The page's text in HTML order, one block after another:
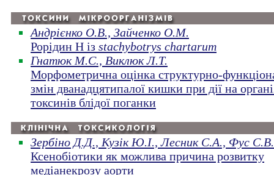
Андрієнко О.В., Зайченко О.М.
Рорідин Н із stachybotrys chartarum
Гнатюк М.С., Виклюк Л.Т.
Морфометрична оцінка структурно-
змін дванадцятипалої кишки при дії на
токсинів блідої поганки
Зербіно Д.Д., Кузік Ю.І., Лесник С.А., Фус С.В.
Ксенобіотики як можлива причина розвитку
медіанекрозу аорти